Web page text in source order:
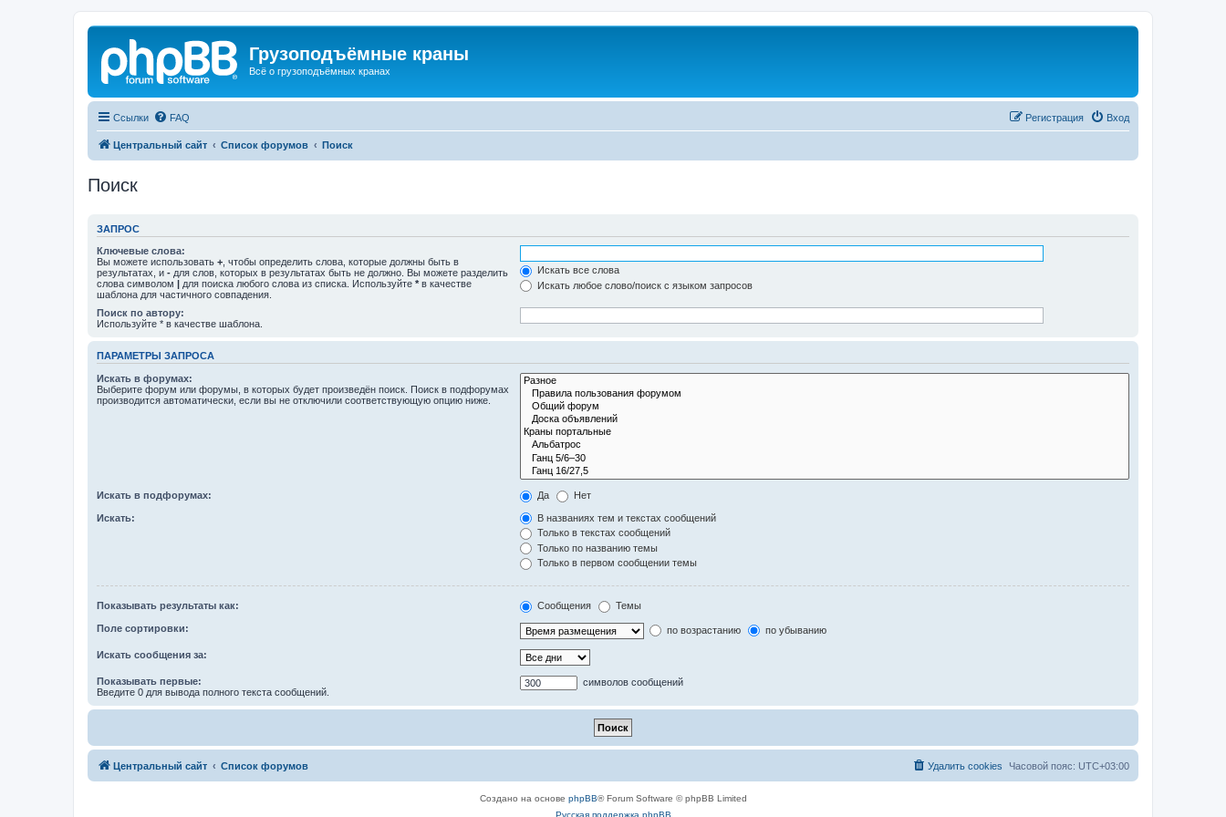
Грузоподъёмные краны
Всё о грузоподъёмных кранах
Ссылки FAQ Вход
Регистрация
Центральный сайт Список форумов Поиск
Поиск
ЗАПРОС
Ключевые слова:
Вы можете использовать + , чтобы определить слова, которые должны быть в
результатах, и - для слов, которых в результатах быть не должно. Вы можете разделить
слова символом | для поиска любого слова из списка. Используйте * в качестве
шаблона для частичного совпадения.
Искать все слова
Искать любое слово/поиск с языком запросов
Поиск по автору:
Используйте * в качестве шаблона.
ПАРАМЕТРЫ ЗАПРОСА
Искать в форумах:
Выберите форум или форумы, в которых будет произведён поиск. Поиск в подфорумах
производится автоматически, если вы не отключили соответствующую опцию ниже.
Искать в подфорумах: Да Нет
Искать:
В названиях тем и текстах сообщений
Только в текстах сообщений
Только по названию темы
Только в первом сообщении темы
Показывать результаты как: Сообщения Темы
Поле сортировки: по возрастанию по убыванию
Искать сообщения за:
Показывать первые:
Введите 0 для вывода полного текста сообщений.
символов сообщений
Центральный сайт Список форумов Часовой пояс: UTC+03:00
Удалить cookies
Создано на основе phpBB® Forum Software © phpBB Limited
Русская поддержка phpBB